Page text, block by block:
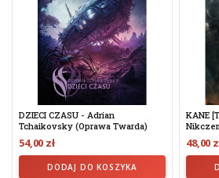
DZIECI CZASU - Adrian
Tchaikovsky (Oprawa Twarda)
54,00 zł
DODAJ DO KOSZYKA
KANE
48,00